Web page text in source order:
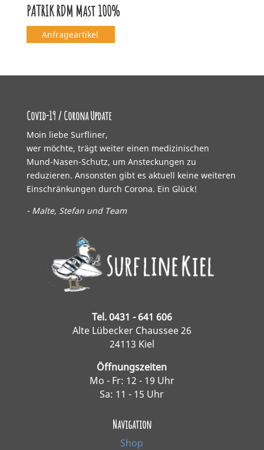
PATRIK RDM Mast 100%
Anfrageartikel
Covid-19 / Corona Update
Moin liebe Surfliner,
wer möchte, trägt weiter einen medizinischen
Mund-Nasen-Schutz, um Ansteckungen zu
reduzieren. Ansonsten gibt es aktuell keine weiteren
Einschränkungen durch Corona. Ein Glück!
- Malte, Stefan und Team
Tel. 0431 - 641 606
Alte Lübecker Chaussee 26
24113 Kiel
Öffnungszeiten
Mo - Fr: 12 - 19 Uhr
Sa: 11 - 15 Uhr
Navigation
Shop